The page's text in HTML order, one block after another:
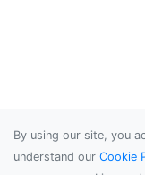
By using our site, you
understand our Cookie